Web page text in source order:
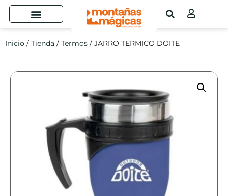
Inicio / Tienda / Termos / JARRO TERMICO DOITE